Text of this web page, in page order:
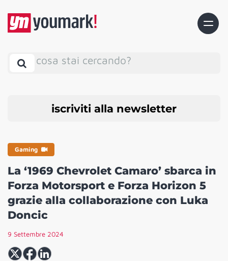
cosa stai cercando?
iscriviti alla newsletter
Gaming
La ‘1969 Chevrolet Camaro’ sbarca in
Forza Motorsport e Forza Horizon 5
grazie alla collaborazione con Luka
Doncic
9 Settembre 2024